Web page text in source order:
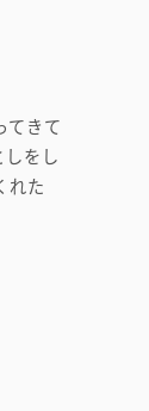
てきて
しをし
れた